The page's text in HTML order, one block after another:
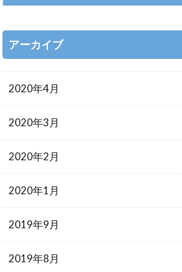
アーカイブ
2020年4月
2020年3月
2020年2月
2020年1月
2019年9月
2019年8月